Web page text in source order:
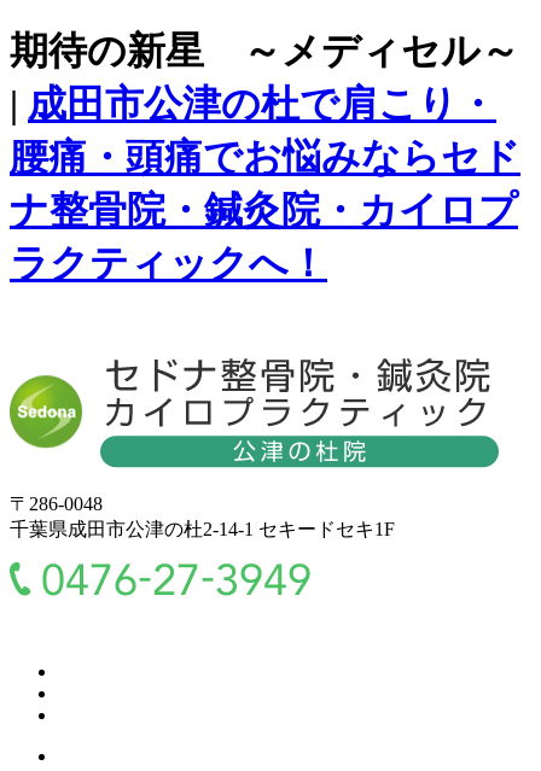
期待の新星 ～メディセル～
| 成田市公津の杜で肩こり・
腰痛・頭痛でお悩みならセド
ナ整骨院・鍼灸院・カイロプ
ラクティックへ！
〒286-0048
千葉県成田市公津の杜2-14-1 セキードセキ1F